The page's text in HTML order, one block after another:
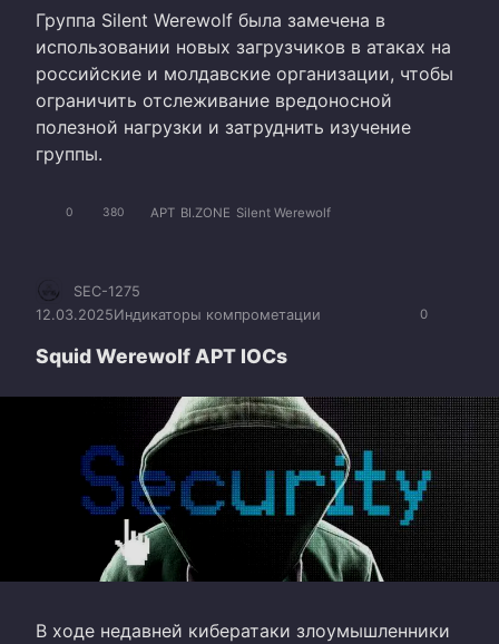
Группа Silent Werewolf была замечена в
использовании новых загрузчиков в атаках на
российские и молдавские организации, чтобы
ограничить отслеживание вредоносной
полезной нагрузки и затруднить изучение
группы.
0 380 APT BI.ZONE Silent Werewolf
0
SEC-1275
12.03.2025Индикаторы компрометации
Squid Werewolf APT IOCs
В ходе недавней кибератаки злоумышленники